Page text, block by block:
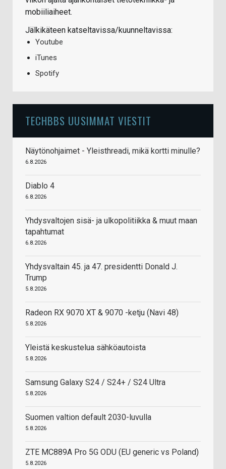
mobiiliaiheet.
Jälkikäteen katseltavissa/kuunneltavissa:
Youtube
iTunes
Spotify
TECHBBS UUSIMMAT VIESTIT
Näytönohjaimet - Yleisthreadi, mikä kortti minulle?
6.8.2026
Diablo 4
6.8.2026
Yhdysvaltojen sisä- ja ulkopolitiikka & muut maan
tapahtumat
6.8.2026
Yhdysvaltain 45. ja 47. presidentti Donald J.
Trump
5.8.2026
Radeon RX 9070 XT & 9070 -ketju (Navi 48)
5.8.2026
Yleistä keskustelua sähköautoista
5.8.2026
Samsung Galaxy S24 / S24+ / S24 Ultra
5.8.2026
Suomen valtion default 2030-luvulla
5.8.2026
ZTE MC889A Pro 5G ODU (EU generic vs Poland)
5.8.2026